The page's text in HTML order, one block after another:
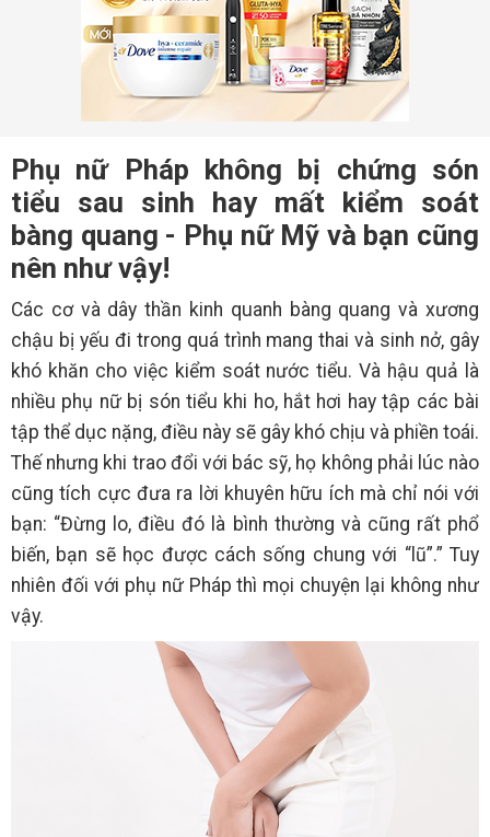
Phụ nữ Pháp không bị chứng són
tiểu sau sinh hay mất kiểm soát
bàng quang - Phụ nữ Mỹ và bạn cũng
nên như vậy!
Các cơ và dây thần kinh quanh bàng quang và xương
chậu bị yếu đi trong quá trình mang thai và sinh nở, gây
khó khăn cho việc kiểm soát nước tiểu. Và hậu quả là
nhiều phụ nữ bị són tiểu khi ho, hắt hơi hay tập các bài
tập thể dục nặng, điều này sẽ gây khó chịu và phiền toái.
Thế nhưng khi trao đổi với bác sỹ, họ không phải lúc nào
cũng tích cực đưa ra lời khuyên hữu ích mà chỉ nói với
bạn: “Đừng lo, điều đó là bình thường và cũng rất phổ
biến, bạn sẽ học được cách sống chung với “lũ”.” Tuy
nhiên đối với phụ nữ Pháp thì mọi chuyện lại không như
vậy.